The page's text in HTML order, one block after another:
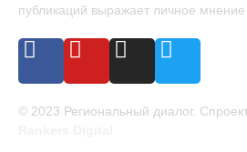
публикаций выражает личное мнение
© 2023 Региональный диалог.